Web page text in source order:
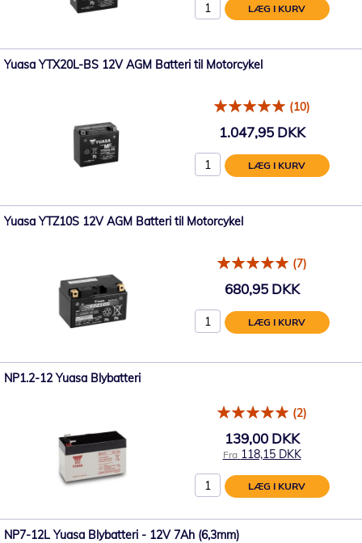
LÆG I KURV
Yuasa YTX20L-BS 12V AGM Batteri til Motorcykel
(10)
1.047,95 DKK
LÆG I KURV
Yuasa YTZ10S 12V AGM Batteri til Motorcykel
(7)
680,95 DKK
LÆG I KURV
NP1.2-12 Yuasa Blybatteri
(2)
139,00 DKK
Fra 118,15 DKK
LÆG I KURV
NP7-12L Yuasa Blybatteri - 12V 7Ah (6,3mm)